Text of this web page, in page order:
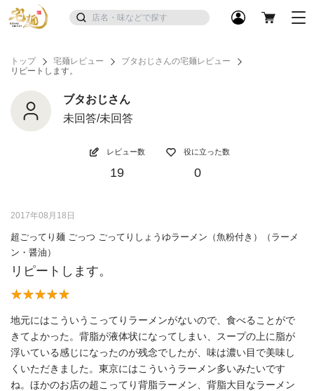
トップ 宅麺レビュー
ブタおじさんの宅麺レビュー
リピートします。
ブタおじさん
未回答/未回答
レビュー数
19
役に立った数
0
2017年08月18日
超ごってり麺 ごっつ ごってりしょうゆラーメン（魚粉付き）（ラーメ
ン・醤油）
リピートします。
地元にはこういうこってりラーメンがないので、食べることがで
きてよかった。背脂が液体状になってしまい、スープの上に脂が
浮いている感じになったのが残念でしたが、味は濃い目で美味し
くいただきました。東京にはこういうラーメン多いみたいです
ね。ほかのお店の超こってり背脂ラーメン、背脂大目なラーメン